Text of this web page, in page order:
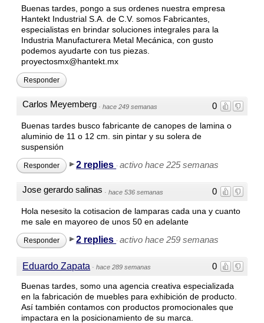
Buenas tardes, pongo a sus ordenes nuestra empresa
Hantekt Industrial S.A. de C.V. somos Fabricantes,
especialistas en brindar soluciones integrales para la
Industria Manufacturera Metal Mecánica, con gusto
podemos ayudarte con tus piezas.
proyectosmx@hantekt.mx
Responder
0
Carlos Meyemberg ·hace 249 semanas
Buenas tardes busco fabricante de canopes de lamina o
aluminio de 11 o 12 cm. sin pintar y su solera de
suspensión
Responder 2 replies ·activo hace 225 semanas
0
Jose gerardo salinas ·hace 536 semanas
Hola nesesito la cotisacion de lamparas cada una y cuanto
me sale en mayoreo de unos 50 en adelante
Responder 2 replies ·activo hace 259 semanas
0
Eduardo Zapata ·hace 289 semanas
Buenas tardes, somo una agencia creativa especializada
en la fabricación de muebles para exhibición de producto.
Así también contamos con productos promocionales que
impactara en la posicionamiento de su marca.